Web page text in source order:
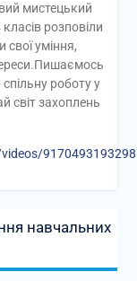
мистецький
розповіли
уміння,
роботу у
світ захоплень
навчальних